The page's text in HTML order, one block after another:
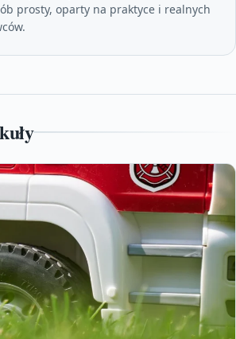
prosty, oparty na praktyce i realnych